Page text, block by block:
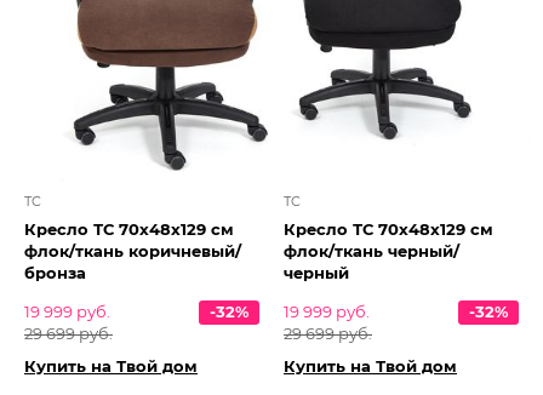
TC
Кресло ТС 70х48х129 см
флок/ткань коричневый/
бронза
19 999 руб.
29 699 руб.
-32%
Купить на Твой дом
TC
Кресло ТС 70х48х129 см
флок/ткань черный/
черный
19 999 руб.
29 699 руб.
-32%
Купить на Твой дом